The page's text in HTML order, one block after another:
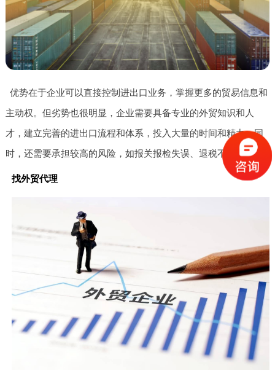
优势在于企业可以直接控制进出口业务，掌握更多的贸易信息和
主动权。但劣势也很明显，企业需要具备专业的外贸知识和人
才，建立完善的进出口流程和体系，投入大量的时间和精力。同
时，还需要承担较高的风险，如报关报检失误、退税不及时等。
找外贸代理